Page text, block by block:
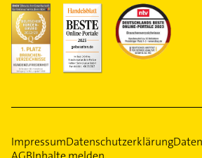
ImpressumDatenschutzerklärung